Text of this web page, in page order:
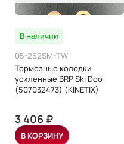
В наличии
05-252SM-TW
Тормозные колодки
усиленные BRP Ski Doo
(507032473) (KINETIX)
3 406 ₽
В КОРЗИНУ